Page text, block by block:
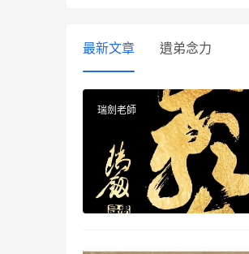
最新文章 遺弟念力
瑞劍老師